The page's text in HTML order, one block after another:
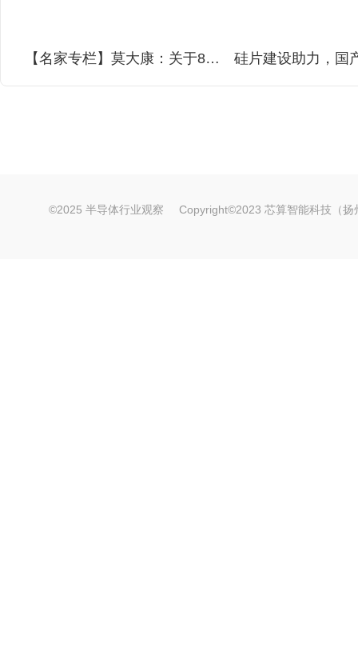
【名家专栏】莫大康：关于8英寸设备国产化的一些思考
©2025 半导体行业观察 Copyright©2023 芯算智能科技（